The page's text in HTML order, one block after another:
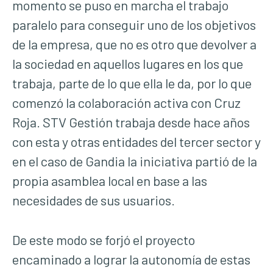
momento se puso en marcha el trabajo
paralelo para conseguir uno de los objetivos
de la empresa, que no es otro que devolver a
la sociedad en aquellos lugares en los que
trabaja, parte de lo que ella le da, por lo que
comenzó la colaboración activa con Cruz
Roja. STV Gestión trabaja desde hace años
con esta y otras entidades del tercer sector y
en el caso de Gandia la iniciativa partió de la
propia asamblea local en base a las
necesidades de sus usuarios.
De este modo se forjó el proyecto
encaminado a lograr la autonomía de estas